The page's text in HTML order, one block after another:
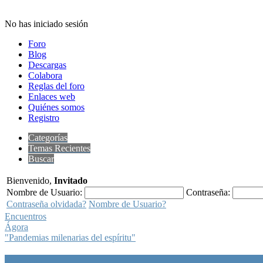
No has iniciado sesión
Foro
Blog
Descargas
Colabora
Reglas del foro
Enlaces web
Quiénes somos
Registro
Categorías
Temas Recientes
Buscar
Bienvenido, Invitado
Nombre de Usuario:
Contraseña:
Contraseña olvidada? Nombre de Usuario?
Encuentros
Ágora
"Pandemias milenarias del espíritu"